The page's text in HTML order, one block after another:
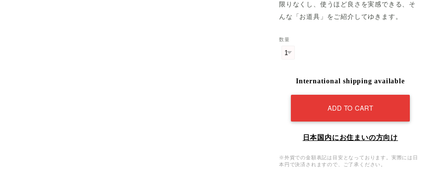
限りなくし、使うほど良さを実感できる、そ
んな「お道具」をご紹介してゆきます。
数量
International shipping available
ADD TO CART
日本国内にお住まいの方向け
※外貨での金額表記は目安となっております。実際には日
本円で決済されますので、ご了承ください。